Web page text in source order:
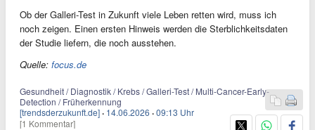
Ob der Galleri-Test in Zukunft viele Leben retten wird, muss ich
noch zeigen. Einen ersten Hinweis werden die Sterblichkeitsdaten
der Studie liefern, die noch ausstehen.
Quelle: focus.de
Gesundheit / Diagnostik / Krebs / Galleri-Test / Multi-Cancer-Early-
Detection / Früherkennung
[trendsderzukunft.de] · 14.06.2026 ·09:13 Uhr
[1 Kommentar]